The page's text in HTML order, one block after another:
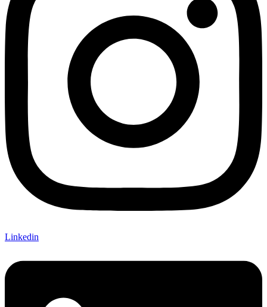
Linkedin